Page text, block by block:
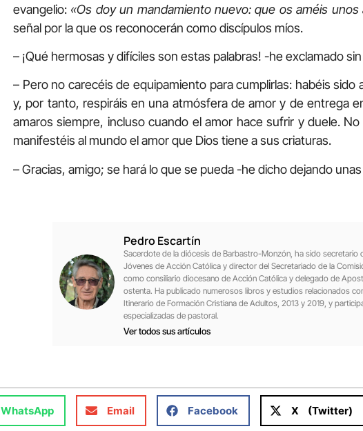
evangelio: «Os doy un mandamiento nuevo: que os améis
señal por la que os reconocerán como discípulos míos.
– ¡Qué hermosas y difíciles son estas palabras! -he exclamado
– Pero no carecéis de equipamiento para cumplirlas: habéis sido
y, por tanto, respiráis en una atmósfera de amor y de entrega
amaros siempre, incluso cuando el amor hace sufrir y duele.
manifestéis al mundo el amor que Dios tiene a sus criaturas.
– Gracias, amigo; se hará lo que se pueda -he dicho dejando
Pedro Escartín
Sacerdote de la diócesis de Barbastro-Monzón, ha sido secretario
Jóvenes de Acción Católica y director del Secretariado de la
como consiliario diocesano de Acción Católica y delegado de
ostenta. Ha publicado numerosos libros y estudios relacionados
Itinerario de Formación Cristiana de Adultos, 2013 y 2019, y
especializadas de pastoral.
Ver todos sus artículos
WhatsApp Email Facebook X (Twitter)